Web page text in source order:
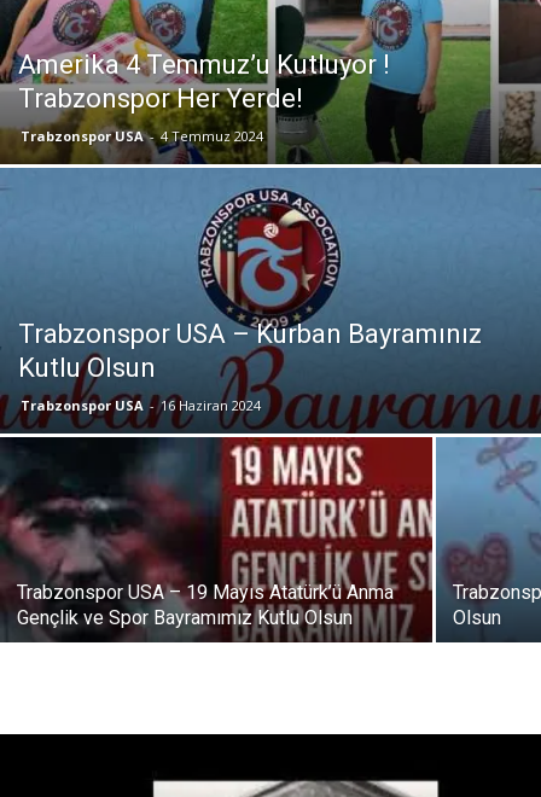
Amerika 4 Temmuz’u Kutluyor !
Trabzonspor Her Yerde!
Trabzonspor USA - 4 Temmuz 2024
Trabzonspor USA – Kurban Bayramınız
Kutlu Olsun
Trabzonspor USA - 16 Haziran 2024
Trabzonspor USA – 19 Mayıs Atatürk’ü Anma
Gençlik ve Spor Bayramımız Kutlu Olsun
Olsun